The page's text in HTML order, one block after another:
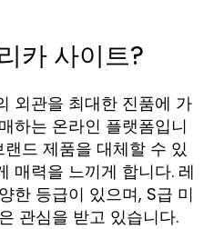
카 사이트?
외관을 최대한 진품에 가
하는 온라인 플랫폼입니
드 제품을 대체할 수 있
매력을 느끼게 합니다. 레
한 등급이 있으며, S급 미
관심을 받고 있습니다.